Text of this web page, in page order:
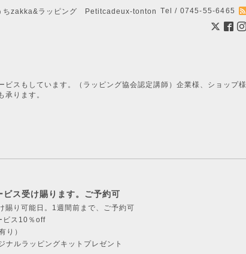
ちzakka&ラッピング Petitcadeux-tonton Tel / 0745-55-6465
スもしています。（ラッピング協会認定講師）企業様、ショップ様
ります。
ス受け賜ります。ご予約可
り可能日。1週間前まで、ご予約可
ビス10％off
）
キットプレゼント